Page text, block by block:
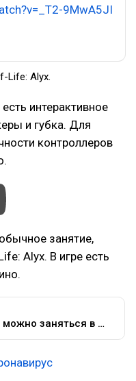
9MwA5JI
Life: Alyx.
интерактивное
и губка. Для
контроллеров
занятие,
Alyx. В игре есть
Погладь хэдкраба: чем можно заняться в Half-Life: Alyx — Игры на DTF